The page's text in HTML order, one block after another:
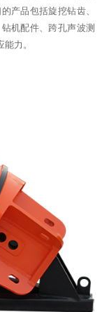
产品包括旋挖钻齿、
机配件、跨孔声波测
力。